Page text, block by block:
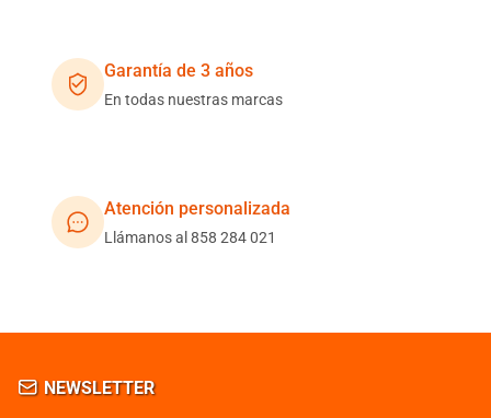
Garantía de 3 años
En todas nuestras marcas
Atención personalizada
Llámanos al 858 284 021
NEWSLETTER